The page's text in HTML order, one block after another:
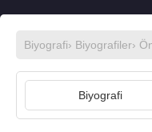
Biyografi› Biyografiler›
Biyografi